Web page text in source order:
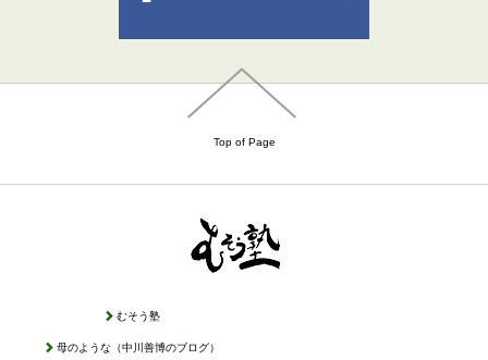
Top of Page
むそう塾
母のような（中川善博のブログ）